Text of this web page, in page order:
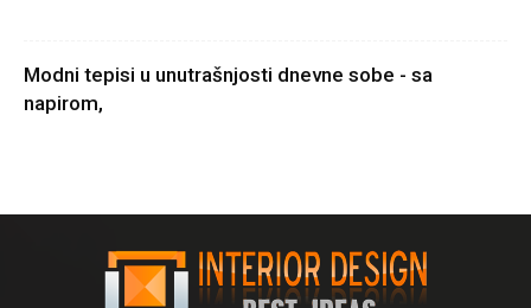
Modni tepisi u unutrašnjosti dnevne sobe - sa
napirom,